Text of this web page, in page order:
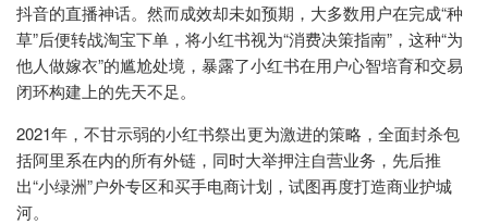
抖音的直播神话。然而成效却未如预期，大多数用户在完成“种
草”后便转战淘宝下单，将小红书视为“消费决策指南”，这种“为
他人做嫁衣”的尴尬处境，暴露了小红书在用户心智培育和交易
闭环构建上的先天不足。
2021年，不甘示弱的小红书祭出更为激进的策略，全面封杀包
括阿里系在内的所有外链，同时大举押注自营业务，先后推
出“小绿洲”户外专区和买手电商计划，试图再度打造商业护城
河。